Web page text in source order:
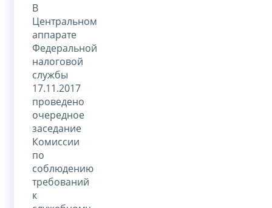
В
Центральном
аппарате
Федеральной
налоговой
службы
17.11.2017
проведено
очередное
заседание
Комиссии
по
соблюдению
требований
к